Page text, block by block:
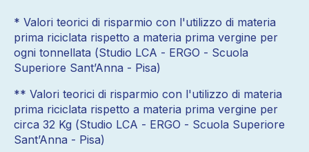
* Valori teorici di risparmio con l'utilizzo di materia
prima riciclata rispetto a materia prima vergine per
ogni tonnellata (Studio LCA - ERGO - Scuola
Superiore Sant’Anna - Pisa)
** Valori teorici di risparmio con l'utilizzo di materia
prima riciclata rispetto a materia prima vergine per
circa 32 Kg (Studio LCA - ERGO - Scuola Superiore
Sant’Anna - Pisa)